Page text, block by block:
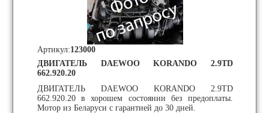
ДВИГАТЕЛЬ DAEWOO KORANDO 2.9TD
662.920.20
ДВИГАТЕЛЬ DAEWOO KORANDO 2.9TD
662.920.20 в хорошем состоянии без предоплаты.
Мотор из Беларуси с гарантией до 30 дней.
Артикул:123000